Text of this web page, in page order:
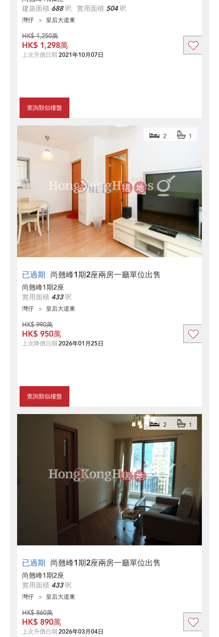
建築面積 688呎 實用面積 504呎
灣仔 皇后大道東
查詢類似樓盤
HK$ 1,250萬
HK$ 1,298萬
上次升價日期 2021年10月07日
已過期 尚翹峰1期2座兩房一廳單位出售
2 1
尚翹峰1期2座
實用面積 433呎
灣仔 皇后大道東
查詢類似樓盤
HK$ 990萬
HK$ 950萬
上次降價日期 2026年01月25日
已過期 尚翹峰1期2座兩房一廳單位出售
2 1
尚翹峰1期2座
實用面積 433呎
灣仔 皇后大道東
HK$ 860萬
HK$ 890萬
上次升價日期 2026年03月04日